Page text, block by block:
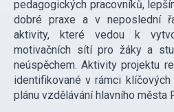
pedagogických pracovníků,
dobré praxe a v neposlední
aktivity, které vedou k
motivačních sítí pro žáky a
neúspěchem. Aktivity projektu
identifikované v rámci
plánu vzdělávání hlavního města